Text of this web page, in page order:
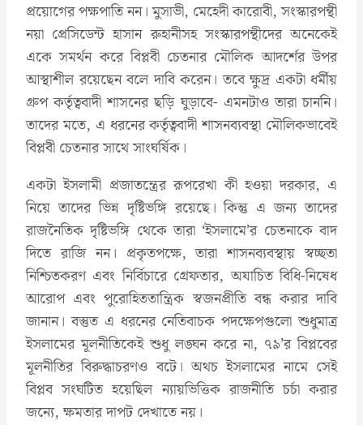
প্রয়োগের পক্ষপাতি নন। মুসাভী, মেহেদী কারোবী, সংস্কারপন্থী
নয়া প্রেসিডেন্ট হাসান রুহানীসহ সংস্কারপন্থীদের অনেকেই
একে সমর্থন করে বিপ্লবী চেতনার মৌলিক আদর্শের উপর
আস্থাশীল রয়েছেন বলে দাবি করেন। তবে ক্ষুদ্র একটা ধর্মীয়
গ্রুপ কর্তৃত্ববাদী শাসনের ছড়ি ঘুড়াবে- এমনটাও তারা চাননি।
তাদের মতে, এ ধরনের কর্তৃত্ববাদী শাসনব্যবস্থা মৌলিকভাবেই
বিপ্লবী চেতনার সাথে সাংঘর্ষিক।
একটা ইসলামী প্রজাতন্ত্রের রূপরেখা কী হওয়া দরকার, এ
নিয়ে তাদের ভিন্ন দৃষ্টিভঙ্গি রয়েছে। কিন্তু এ জন্য তাদের
রাজনৈতিক দৃষ্টিভঙ্গি থেকে তারা ‘ইসলামে’র চেতনাকে বাদ
দিতে রাজি নন। প্রকৃতপক্ষে, তারা শাসনব্যবস্থায় স্বচ্ছতা
নিশ্চিতকরণ এবং নির্বিচারে গ্রেফতার, অযাচিত বিধি-নিষেধ
আরোপ এবং পুরোহিততান্ত্রিক স্বজনপ্রীতি বন্ধ করার দাবি
জানান। বস্তুত এ ধরনের নেতিবাচক পদক্ষেপগুলো শুধুমাত্র
ইসলামের মূলনীতিকেই শুধু লঙ্ঘন করে না, ৭৯’র বিপ্লবের
মূলনীতির বিরুদ্ধাচরণও বটে। অথচ ইসলামের নামে সেই
বিপ্লব সংঘটিত হয়েছিল ন্যায়ভিত্তিক রাজনীতি চর্চা করার
জন্যে, ক্ষমতার দাপট দেখাতে নয়।